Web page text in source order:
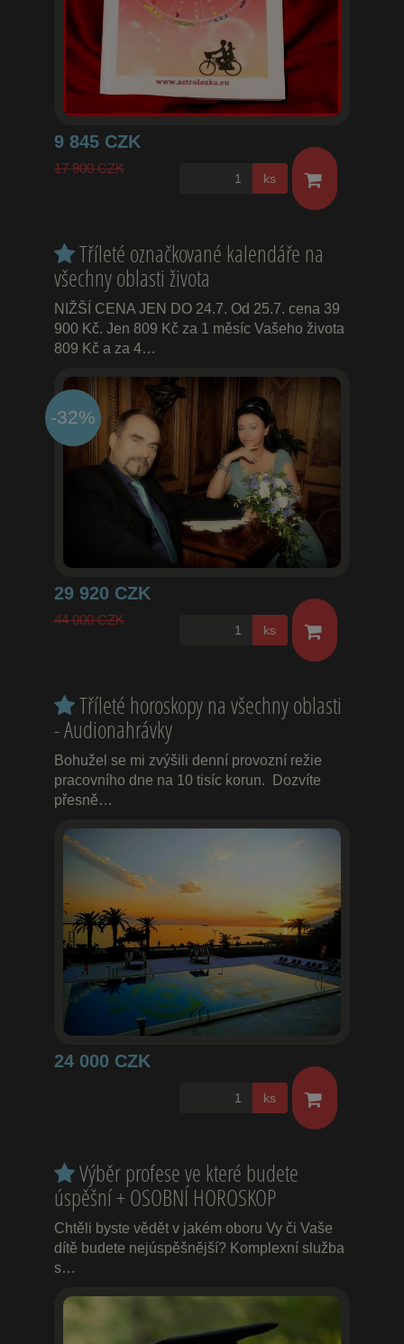
17 900 CZK
9 845 CZK
ks
-32%
Tříleté označkované kalendáře na
všechny oblasti života
NIŽŠÍ CENA JEN DO 24.7. Od 25.7. cena 39
900 Kč. Jen 809 Kč za 1 měsíc Vašeho života
809 Kč a za 4…
44 000 CZK
29 920 CZK
ks
Tříleté horoskopy na všechny oblasti
- Audionahrávky
Bohužel se mi zvýšili denní provozní režie
pracovního dne na 10 tisíc korun. Dozvíte
přesně…
24 000 CZK
ks
Výběr profese ve které budete
úspěšní + OSOBNÍ HOROSKOP
Chtěli byste vědět v jakém oboru Vy či Vaše
dítě budete nejúspěšnější? Komplexní služba
s…